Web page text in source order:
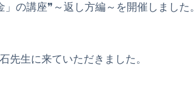
の講座❞～返し方編～を開催しました。
先生に来ていただきました。